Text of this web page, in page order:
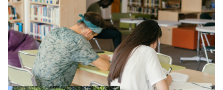
promesse républicaine
11 juillet 2026-
Le projet de loi sur la régulation de l’enseignement
supérieur privé met en lumière l’amplification d’un système
qui relègue l’acte pédagogique au superfétatoire, voire à…
Lire la suite →